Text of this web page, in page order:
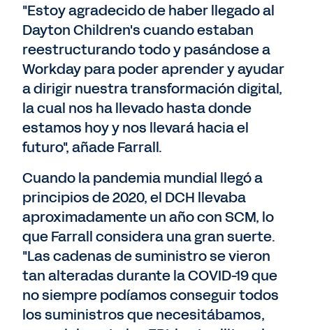
"Estoy agradecido de haber llegado al
Dayton Children's cuando estaban
reestructurando todo y pasándose a
Workday para poder aprender y ayudar
a dirigir nuestra transformación digital,
la cual nos ha llevado hasta donde
estamos hoy y nos llevará hacia el
futuro", añade Farrall.
Cuando la pandemia mundial llegó a
principios de 2020, el DCH llevaba
aproximadamente un año con SCM, lo
que Farrall considera una gran suerte.
"Las cadenas de suministro se vieron
tan alteradas durante la COVID-19 que
no siempre podíamos conseguir todos
los suministros que necesitábamos,